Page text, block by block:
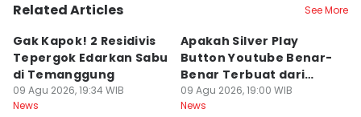
Related Articles See More
Gak Kapok! 2 Residivis
Tepergok Edarkan Sabu
di Temanggung
09 Agu 2026, 19:34 WIB
News
Apakah Silver Play
Button Youtube Benar-
Benar Terbuat dari
Perak Murni? Ini
Faktanya
09 Agu 2026, 19:00 WIB
News